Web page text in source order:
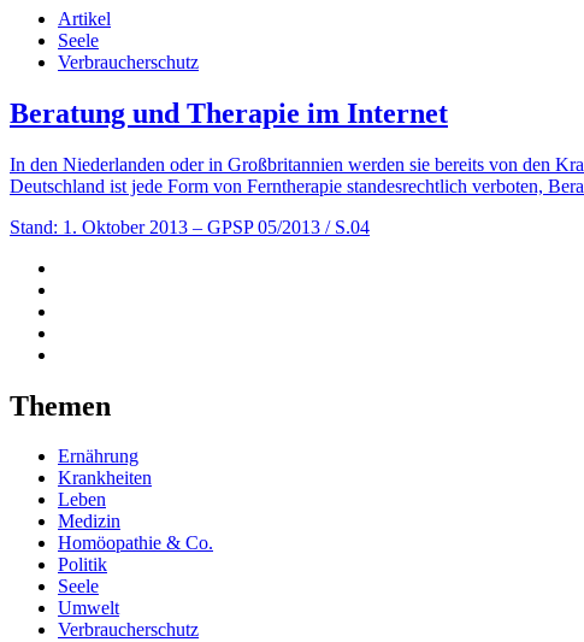
Artikel
Seele
Verbraucherschutz
Beratung und Therapie im Internet
In den Niederlanden oder in Großbritannien werden sie bereits von den
Deutschland ist jede Form von Ferntherapie standesrechtlich verboten,
Stand: 1. Oktober 2013 – GPSP 05/2013 / S.04
Themen
Ernährung
Krankheiten
Leben
Medizin
Homöopathie & Co.
Politik
Seele
Umwelt
Verbraucherschutz